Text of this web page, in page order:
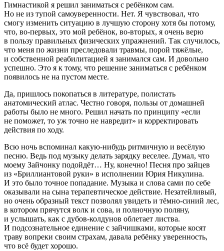
Гимнастикой я решил заниматься с ребёнком сам.
Но не из тупой самоуверенности. Нет. Я чувствовал, что
смогу изменить ситуацию в лучшую сторону хотя бы потому,
что, во-первых, это мой ребёнок, во-вторых, я очень верю
в пользу правильных физических упражнений. Так случилось,
что меня по жизни преследовали травмы, порой тяжёлые,
и собственной реабилитацией я занимался сам. И довольно
успешно. Это я к тому, что решение заниматься с ребёнком
появилось не на пустом месте.
Да, пришлось покопаться в литературе, полистать
анатомический атлас. Честно говоря, пользы от домашней
работы было не много. Решил начать по принципу «если
не поможет, то уж точно не навредит» и корректировать
действия по ходу.
Всю ночь вспоминал какую-нибудь ритмичную и весёлую
песню. Ведь под музыку делать зарядку веселее. Думал, что
моему Зайчонку подойдёт… Ну, конечно! Песня про зайцев
из «Бриллиантовой руки» в исполнении Юрия Никулина.
И это было точное попадание. Музыка и слова сами по себе
оказывали на сына терапевтическое действие. Незатейливый,
но очень образный текст позволял увидеть и тёмно-синий лес,
в котором прячутся волк и сова, и полночную поляну,
и услышать, как с дубов-колдунов облетает листва.
И подсознательное единение с зайчишками, которые косят
траву вопреки своим страхам, давала ребёнку уверенность,
что всё будет хорошо.